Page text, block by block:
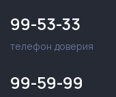
99-53-33
телефон доверия
99-59-99